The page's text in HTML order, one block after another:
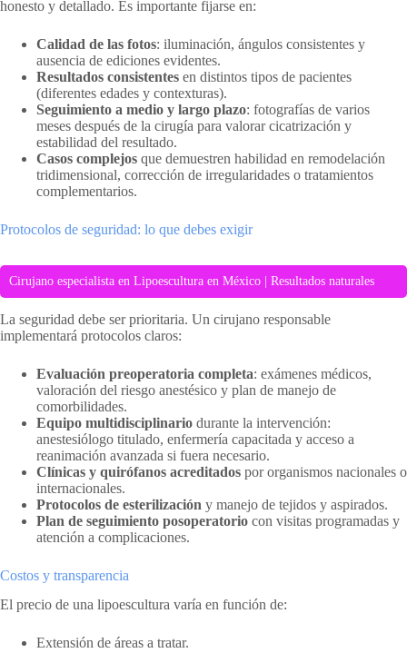
honesto y detallado. Es importante fijarse en:
Calidad de las fotos: iluminación, ángulos consistentes y
ausencia de ediciones evidentes.
Resultados consistentes en distintos tipos de pacientes
(diferentes edades y contexturas).
Seguimiento a medio y largo plazo: fotografías de varios
meses después de la cirugía para valorar cicatrización y
estabilidad del resultado.
Casos complejos que demuestren habilidad en remodelación
tridimensional, corrección de irregularidades o tratamientos
complementarios.
Protocolos de seguridad: lo que debes exigir
Cirujano especialista en Lipoescultura en México | Resultados naturales
La seguridad debe ser prioritaria. Un cirujano responsable
implementará protocolos claros:
Evaluación preoperatoria completa: exámenes médicos,
valoración del riesgo anestésico y plan de manejo de
comorbilidades.
Equipo multidisciplinario durante la intervención:
anestesiólogo titulado, enfermería capacitada y acceso a
reanimación avanzada si fuera necesario.
Clínicas y quirófanos acreditados por organismos nacionales o
internacionales.
Protocolos de esterilización y manejo de tejidos y aspirados.
Plan de seguimiento posoperatorio con visitas programadas y
atención a complicaciones.
Costos y transparencia
El precio de una lipoescultura varía en función de:
Extensión de áreas a tratar.